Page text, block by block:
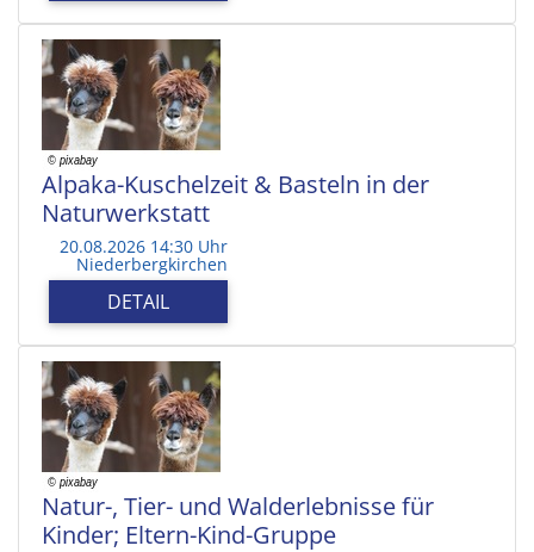
Alpaka-Kuschelzeit & Basteln in der
Naturwerkstatt
20.08.2026 14:30 Uhr
Niederbergkirchen
DETAIL
Natur-, Tier- und Walderlebnisse für
Kinder; Eltern-Kind-Gruppe